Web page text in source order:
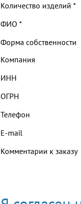
Количество изделий *
ФИО *
Форма собственности
Компания
ИНН
ОГРН
Телефон
E-mail
Комментарии к заказу